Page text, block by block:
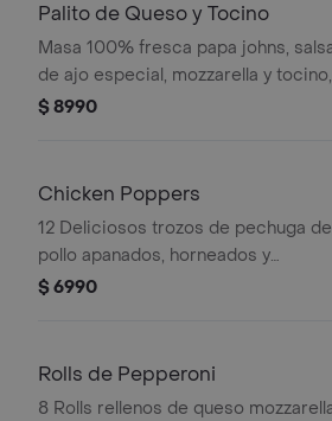
Palito de Queso y Tocino
Masa 100% fresca papa johns,
de ajo especial, mozzarella y tocino,
servida con salsa de pizza y salsa de
$ 8990
Chicken Poppers
12 Deliciosos trozos de pechuga de
pollo apanados, horneados y
acompañados de salsa bbq.
$ 6990
Rolls de Pepperoni
8 Rolls rellenos de queso